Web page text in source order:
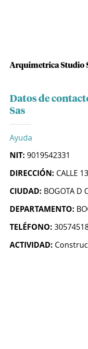
Arquimetrica Studio
Datos de
Sas
Ayuda
NIT: 9019542331
DIRECCIÓN: CALLE
CIUDAD: BOGOTA D
DEPARTAMENTO:
TELÉFONO:
ACTIVIDAD: